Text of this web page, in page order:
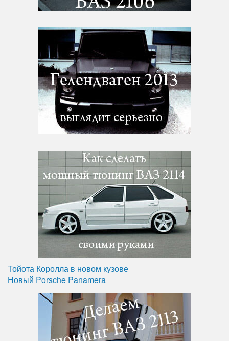
Тойота Королла в новом кузове
Новый Porsche Panamera